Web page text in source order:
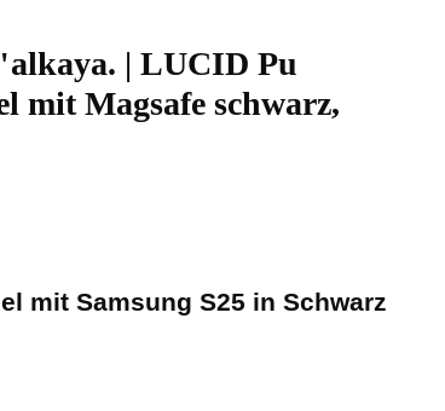
| LUCID Pu
mit Magsafe schwarz,
mit Samsung S25 in Schwarz